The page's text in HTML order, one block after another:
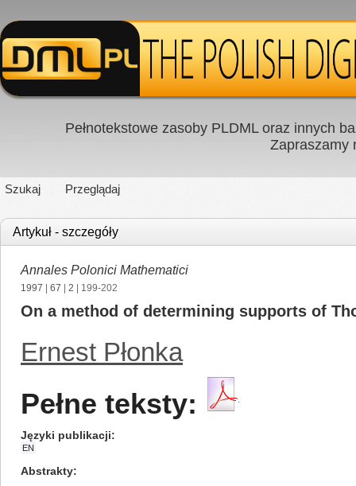
Pełnotekstowe zasoby PLDML oraz innych
Zapraszamy
Szukaj Przeglądaj
Artykuł - szczegóły
Annales Polonici Mathematici
1997 67 2 | 199-202
On a method of determining supports of
Ernest Płonka
Pełne teksty:
Języki publikacji
EN
Abstrakty